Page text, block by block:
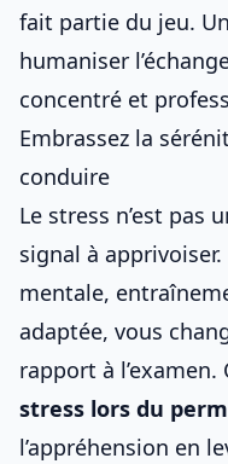
fait partie du jeu.
humaniser
concentré et
Embrassez la
conduire
Le stress n’est pas
signal à
mentale,
adaptée, vous
rapport à l’examen.
stress lors du
l’appréhension en